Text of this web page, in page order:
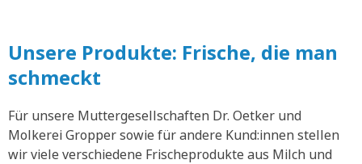
Unsere Produkte: Frische, die man
schmeckt
Für unsere Muttergesellschaften Dr. Oetker und
Molkerei Gropper sowie für andere Kund:innen stellen
wir viele verschiedene Frischeprodukte aus Milch und